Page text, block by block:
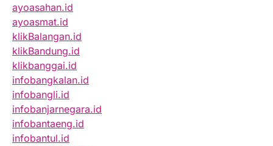
ayoasahan.id
ayoasmat.id
klikBalangan.id
klikBandung.id
klikbanggai.id
infobangkalan.id
infobangli.id
infobanjarnegara.id
infobantaeng.id
infobantul.id